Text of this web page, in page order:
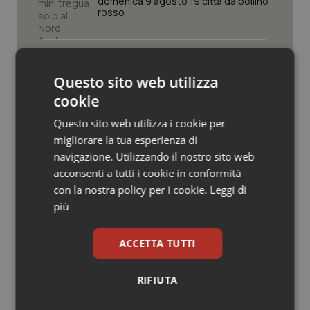
Veneto
Oncoematologia
Oncologia & Nutrizione
Psoriasi & pelle
Quotidiano Cardiologia
Quotidiano Chirurgia
Quotidiano Oncologia
Quotidiano Pediatria
rosso
città da bollino rosso, l’8 scendono a
19
Consip, al via la prima gara dedicata
alla salute della mammella: accordo
quadro da 48 milioni per tecnologie e
Breast Unit
AI Act, in vigore gli obblighi di
trasparenza: cosa cambia per sanità
Questo sito web utilizza
cookie
Questo sito web utilizza i cookie per
migliorare la tua esperienza di
navigazione. Utilizzando il nostro sito web
acconsenti a tutti i cookie in conformità
con la nostra policy per i cookie. Leggi di
più
ACCETTA TUTTI
RIFIUTA